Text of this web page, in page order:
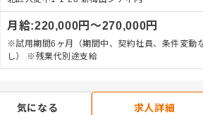
でのサービス業務全般をお任せします。 お客様一
ひとりに合わせたきめ細やかなサービスで、特別
ダイニング体験を演出することがミッションです
ホテル内の中国料理「故宮」がミシュランガイド
都・大阪2010より9年連続でミシュラン1つ星を獲
し、お客様の記憶に残るひとときを共に創り上げ
しょう。 ＜おすすめポイント＞ ウェスティンホテ
月給:220,000円〜270,000円
※試用期間6ヶ月（期間中、契約社員、条件変動
し） ※残業代別途支給
気になる 求人詳細